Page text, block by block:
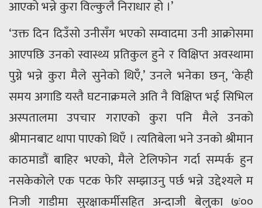
आएको भन्ने कुरा विल्कुलै निराधार हो ।’
‘उक्त दिन दिउँसो उनीसँग भएको सम्वादमा उनी आक्रोसमा
आएपछि उनको स्वास्थ्य प्रतिकुल हुने र विक्षिप्त अवस्थामा
पुग्ने भन्ने कुरा मैले सुनेको थिएँ,’ उनले भनेका छन्, ‘केही
समय अगाडि यस्तै घटनाक्रमले अति नै विक्षिप्त भई सिभिल
अस्पतालमा उपचार गराएको कुरा पनि मैले उनको
श्रीमानबाट थापा पाएको थिएँ । त्यतिबेला भने उनको श्रीमान
काठमाडौं बाहिर भएको, मैले टेलिफोन गर्दा सम्पर्क हुन
नसकेकोले एक पटक फेरि सम्झाउनु पर्छ भन्ने उद्देश्यले म
निजी गाडीमा सुरक्षाकर्मीसहित अन्दाजी बेलुका ७ः००